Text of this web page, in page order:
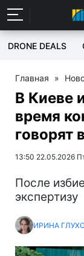
DRONE DEALS
Главная »
В Киеве
время
говорят
13:50 22.05.2026
После
экспертизу
ИРИНА